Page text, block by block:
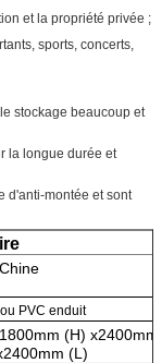
et la propriété privée ;
sports, concerts,
stockage beaucoup et
la longue durée et
d'anti-montée et sont
PVC enduit
(H) x2400mm
(L)